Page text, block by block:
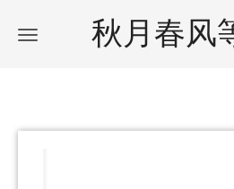
秋月春风